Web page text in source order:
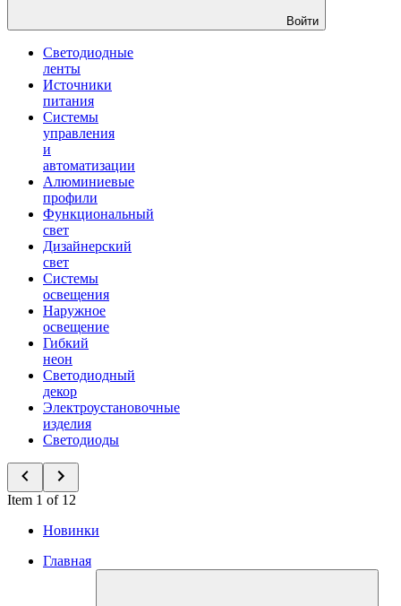
Войти
Светодиодные
ленты
Источники
питания
Системы
управления
и
автоматизации
Алюминиевые
профили
Функциональный
свет
Дизайнерский
свет
Системы
освещения
Наружное
освещение
Гибкий
неон
Светодиодный
декор
Электроустановочные
изделия
Светодиоды
Item 1 of 12
Новинки
Главная